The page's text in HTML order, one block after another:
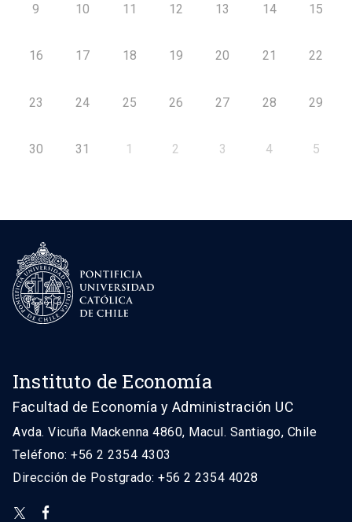
9 10 11 12 13 14 15
16 17 18 19 20 21 22
23 24 25 26 27 28 29
30 31 1 2 3 4 5
Instituto de Economía
Facultad de Economía y Administración UC
Avda. Vicuña Mackenna 4860, Macul. Santiago, Chile
Teléfono: +56 2 2354 4303
Dirección de Postgrado: +56 2 2354 4028